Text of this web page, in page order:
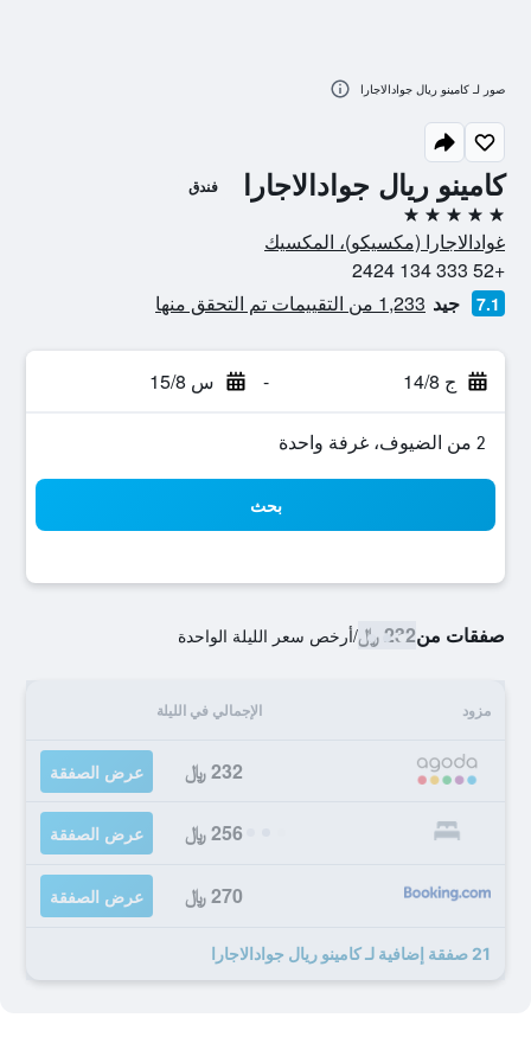
كامينو ريال جوادالاجارا فندق
5 نجوم
غوادالاجارا (مكسيكو)، المكسيك
+52 333 134 2424
7.1 جيد 1,233 من التقييمات تم التحقق منها
ج 14/8 - س 15/8
2 من الضيوف، غرفة واحدة
بحث
صفقات من232 ﷼ /أرخص سعر الليلة الواحدة
مزود الإجمالي في الليلة
232 ﷼ عرض الصفقة
256 ﷼ عرض الصفقة
270 ﷼ عرض الصفقة
21 صفقة إضافية لـ كامينو ريال جوادالاجارا
صور لـ كامينو ريال جوادالاجارا